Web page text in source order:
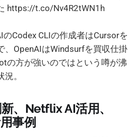
https://t.co/Nv4R2tWN1h
のCodex CLIの作成者はCursorを
、OpenAIはWindsurfを買収仕掛
の方が強いのではという噂が沸
。
、Netflix AI活用、
事例